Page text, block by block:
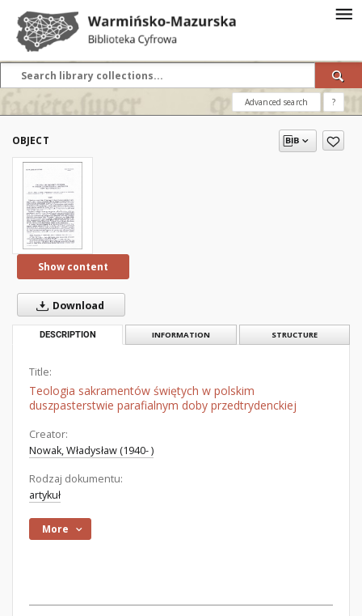
Advanced search ?
OBJECT
Show content
Download
DESCRIPTION INFORMATION STRUCTURE
Title:
Teologia sakramentów świętych w polskim
duszpasterstwie parafialnym doby przedtrydenckiej
Creator:
Nowak, Władysław (1940- )
Rodzaj dokumentu:
artykuł
More